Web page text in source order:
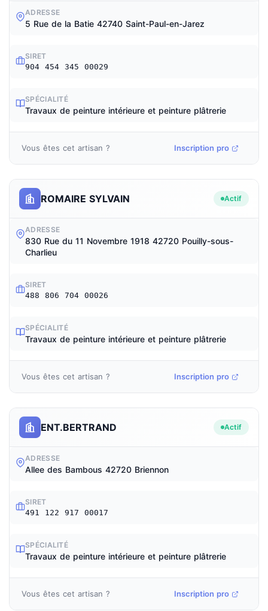
ADRESSE
5 Rue de la Batie 42740 Saint-Paul-en-Jarez
SIRET
904 454 345 00029
SPÉCIALITÉ
Travaux de peinture intérieure et peinture plâtrerie
Vous êtes cet artisan ? Inscription pro
ROMAIRE SYLVAIN Actif
ADRESSE
830 Rue du 11 Novembre 1918 42720 Pouilly-sous-
Charlieu
SIRET
488 806 704 00026
SPÉCIALITÉ
Travaux de peinture intérieure et peinture plâtrerie
Vous êtes cet artisan ? Inscription pro
ENT.BERTRAND Actif
ADRESSE
Allee des Bambous 42720 Briennon
SIRET
491 122 917 00017
SPÉCIALITÉ
Travaux de peinture intérieure et peinture plâtrerie
Vous êtes cet artisan ? Inscription pro